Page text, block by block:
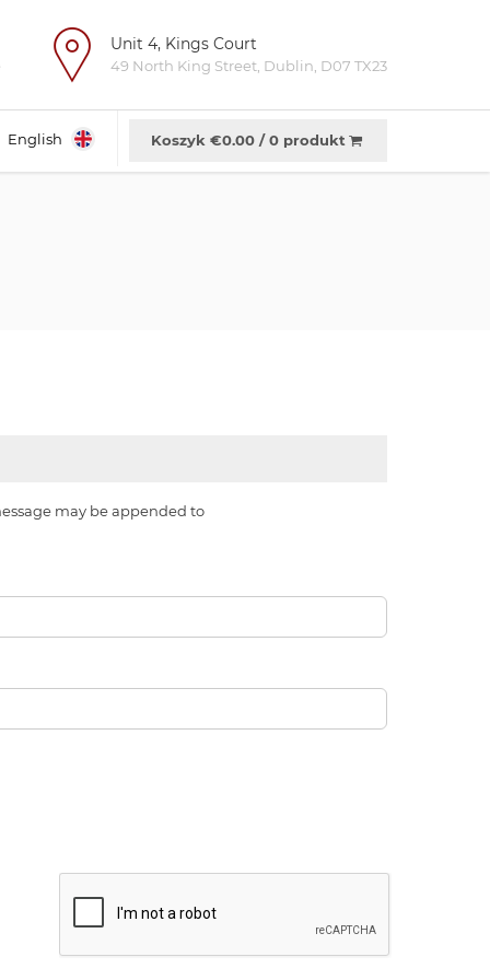
Unit 4, Kings Court
49 North King Street, Dublin, D07 TX23
English Koszyk €0.00/0 produkt
may be appended to